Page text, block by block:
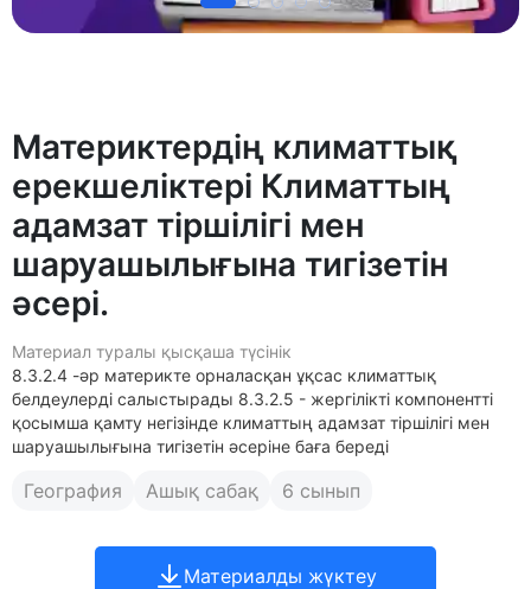
Материктердің климаттық
ерекшеліктері Климаттың
адамзат тіршілігі мен
шаруашылығына тигізетін
әсері.
Материал туралы қысқаша түсінік
8.3.2.4 -әр материкте орналасқан ұқсас климаттық
белдеулерді салыстырады 8.3.2.5 - жергілікті компонентті
қосымша қамту негізінде климаттың адамзат тіршілігі мен
шаруашылығына тигізетін әсеріне баға береді
География Ашық сабақ 6 сынып
Материалды жүктеу